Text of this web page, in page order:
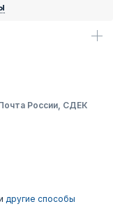
России, СДЕК
другие способы